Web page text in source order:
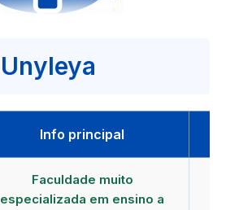
Unyleya
Info principal
Faculdade muito
especializada em ensino a